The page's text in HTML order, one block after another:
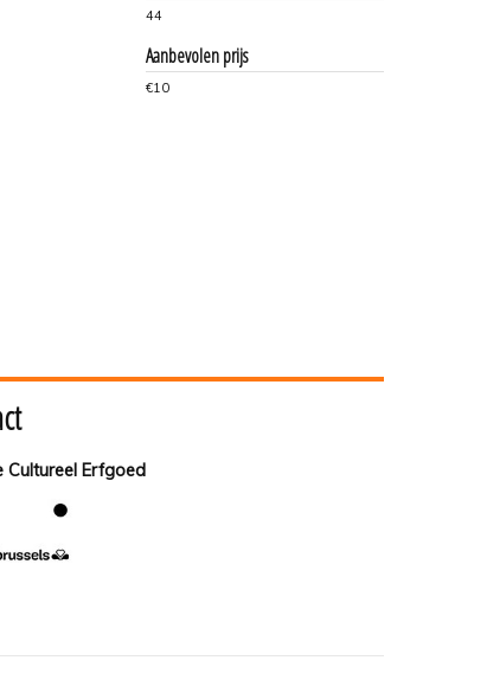
44
Aanbevolen prijs
€10
Cultureel Erfgoed